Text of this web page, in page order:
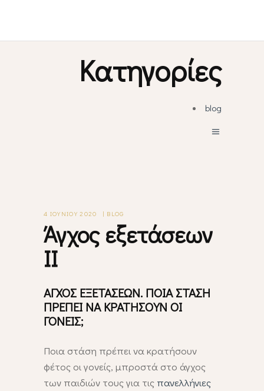
Kατηγορίες
blog
4 ΙΟΥΝΊΟΥ 2020 BLOG
Άγχος εξετάσεων
ΙΙ
ΑΓΧΟΣ ΕΞΕΤΑΣΕΩΝ. ΠΟΙΑ ΣΤΑΣΗ
ΠΡΕΠΕΙ ΝΑ ΚΡΑΤΗΣΟΥΝ ΟΙ
ΓΟΝΕΙΣ;
Ποια στάση πρέπει να κρατήσουν
φέτος οι γονείς, μπροστά στο άγχος
των παιδιών τους για τις πανελλήνιες